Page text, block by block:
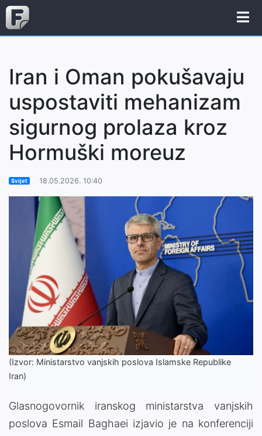
Iran i Oman pokušavaju
uspostaviti mehanizam
sigurnog prolaza kroz
Hormuški moreuz
Svijet 18.05.2026. 10:40
(Izvor: Ministarstvo vanjskih poslova Islamske Republike
Iran)
Glasnogovornik iranskog ministarstva vanjskih
poslova Esmail Baghaei izjavio je na konferenciji